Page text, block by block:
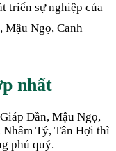
triển sự nghiệp của
Mậu Ngọ, Canh
nhất
Dần, Mậu Ngọ,
Nhâm Tý, Tân Hợi thì
phú quý.